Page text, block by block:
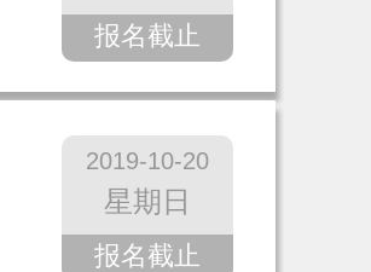
报名截止
2019-10-20
星期日
报名截止